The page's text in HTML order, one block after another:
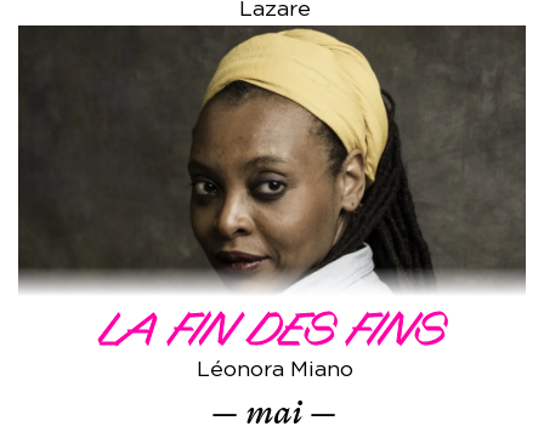
Lazare
LA FIN DES FINS
Léonora Miano
mai